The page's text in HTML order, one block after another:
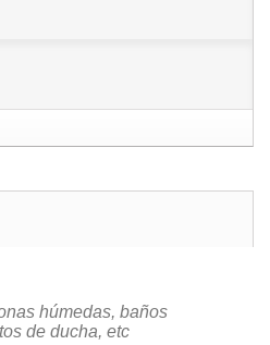
húmedas, baños
de ducha, etc